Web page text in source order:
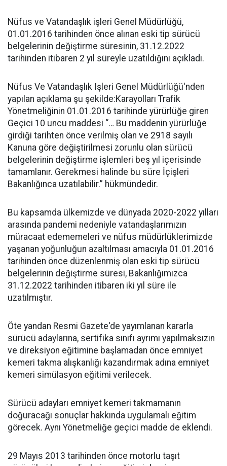
Nüfus ve Vatandaşlık işleri Genel Müdürlüğü,
01.01.2016 tarihinden önce alınan eski tip sürücü
belgelerinin değiştirme süresinin, 31.12.2022
tarihinden itibaren 2 yıl süreyle uzatıldığını açıkladı.
Nüfus Ve Vatandaşlık Işleri Genel Müdürlüğü'nden
yapılan açıklama şu şekilde:Karayolları Trafik
Yönetmeliğinin 01.01.2016 tarihinde yürürlüğe giren
Geçici 10 uncu maddesi “… Bu maddenin yürürlüğe
girdiği tarihten önce verilmiş olan ve 2918 sayılı
Kanuna göre değiştirilmesi zorunlu olan sürücü
belgelerinin değiştirme işlemleri beş yıl içerisinde
tamamlanır. Gerekmesi halinde bu süre İçişleri
Bakanlığınca uzatılabilir.” hükmündedir.
Bu kapsamda ülkemizde ve dünyada 2020-2022 yılları
arasında pandemi nedeniyle vatandaşlarımızın
müracaat edememeleri ve nüfus müdürlüklerimizde
yaşanan yoğunluğun azaltılması amacıyla 01.01.2016
tarihinden önce düzenlenmiş olan eski tip sürücü
belgelerinin değiştirme süresi, Bakanlığımızca
31.12.2022 tarihinden itibaren iki yıl süre ile
uzatılmıştır.
Öte yandan Resmi Gazete'de yayımlanan kararla
sürücü adaylarına, sertifika sınıfı ayrımı yapılmaksızın
ve direksiyon eğitimine başlamadan önce emniyet
kemeri takma alışkanlığı kazandırmak adına emniyet
kemeri simülasyon eğitimi verilecek.
Sürücü adayları emniyet kemeri takmamanın
doğuracağı sonuçlar hakkında uygulamalı eğitim
görecek. Aynı Yönetmeliğe geçici madde de eklendi.
29 Mayıs 2013 tarihinden önce motorlu taşıt